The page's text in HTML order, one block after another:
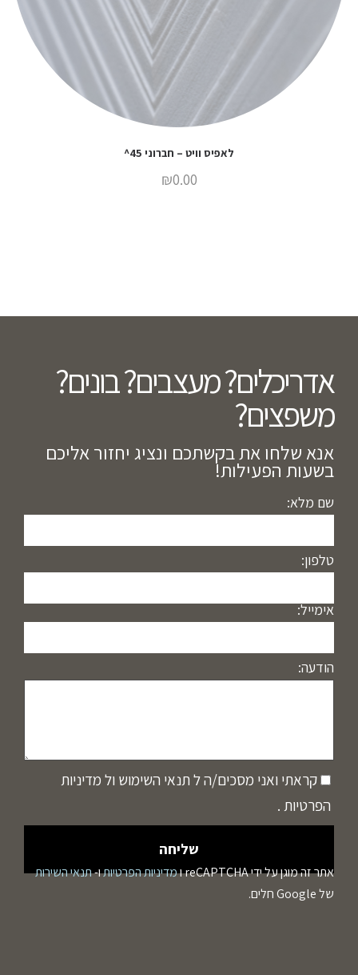
לאפיס וויט – חברוני 45^
₪0.00
אדריכלים? מעצבים? בונים?
משפצים?​
אנא שלחו את בקשתכם ונציג יחזור אליכם
בשעות הפעילות!
שם מלא:
טלפון:
אימייל:
הודעה:
קראתי ואני מסכים/ה ל תנאי השימוש ול מדיניות
הפרטיות .
אתר זה מוגן על ידי reCAPTCHA ו מדיניות הפרטיותו-תנאי השירות
של Google חלים.